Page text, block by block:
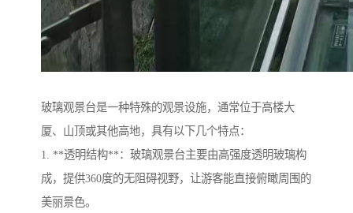
玻璃观景台是一种特殊的观景设施，通常位于高楼大
厦、山顶或其他高地，具有以下几个特点：
1. **透明结构**：玻璃观景台主要由高强度透明玻璃构
成，提供360度的无阻碍视野，让游客能直接俯瞰周围的
美丽景色。